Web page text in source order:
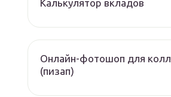
Калькулятор вкладов
Онлайн-фотошоп для
(пизап)